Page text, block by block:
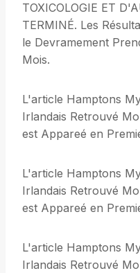
TOXICOLOGIE ET
TERMINÉ. Les
le Devramement
Mois.
L'article Hamptons
Irlandais Retrouvé
est Appareé en
L'article Hamptons
Irlandais Retrouvé
est Appareé en
L'article Hamptons
Irlandais Retrouvé